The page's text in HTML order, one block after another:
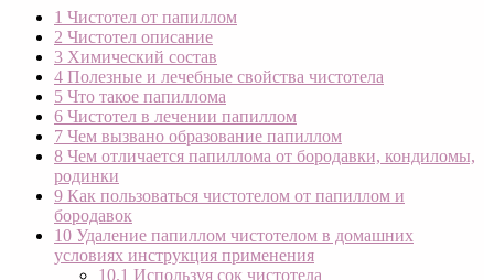
1 Чистотел от папиллом
2 Чистотел описание
3 Химический состав
4 Полезные и лечебные свойства чистотела
5 Что такое папиллома
6 Чистотел в лечении папиллом
7 Чем вызвано образование папиллом
8 Чем отличается папиллома от бородавки, кондиломы,
родинки
9 Как пользоваться чистотелом от папиллом и
бородавок
10 Удаление папиллом чистотелом в домашних
условиях инструкция применения
10.1 Используя сок чистотела